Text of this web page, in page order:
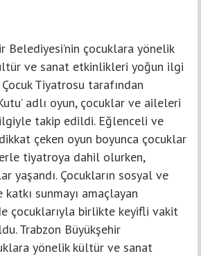
Belediyesi’nin çocuklara yönelik
ve sanat etkinlikleri yoğun ilgi
Tiyatrosu tarafından
adlı oyun, çocuklar ve aileleri
takip edildi. Eğlenceli ve
çeken oyun boyunca çocuklar
tiyatroya dahil olurken,
yaşandı. Çocukların sosyal ve
sunmayı amaçlayan
çocuklarıyla birlikte keyifli vakit
Trabzon Büyükşehir
yönelik kültür ve sanat